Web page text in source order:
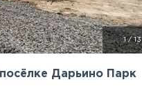
1/13
Дарьино Парк